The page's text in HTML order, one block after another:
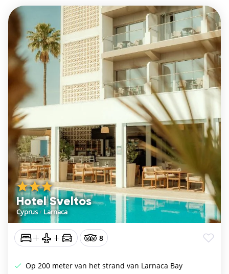
Hotel Sveltos
Cyprus/ Larnaca
8
Op 200 meter van het strand van Larnaca Bay